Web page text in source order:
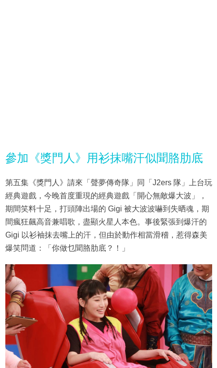
參加《獎門人》用衫抹嘴汗似聞胳肋底
第五集《獎門人》請來「聲夢傳奇隊」同「J2ers 隊」上台玩
經典遊戲，今晚首度重現的經典遊戲「開心無敵爆大波」，
期間笑料十足，打頭陣出場的 Gigi 被大波波嚇到失晒魂，期
間瘋狂飆高音兼唱歌，盡顯火星人本色。事後緊張到爆汗的
Gigi 以衫袖抹去嘴上的汗，但由於動作相當滑稽，惹得森美
爆笑問道：「你做乜聞胳肋底？！」